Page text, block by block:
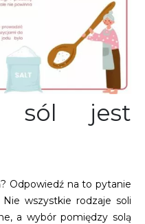
sól jest
? Odpowiedź na to pytanie
wszystkie rodzaje soli
a wybór pomiędzy solą